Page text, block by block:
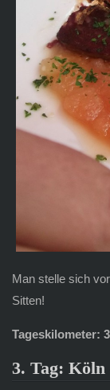
Man stelle sich
Sitten!
Tageskilometer:
3. Tag: